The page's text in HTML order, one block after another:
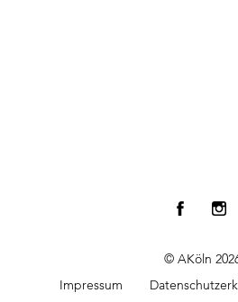
© AKöln
Impressum